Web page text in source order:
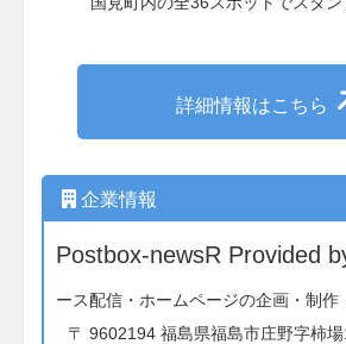
詳細情報はこちら
企業情報
Postbox-newsR Provided
ース配信・ホームページの企画・制作
〒 9602194 福島県福島市庄野字柿